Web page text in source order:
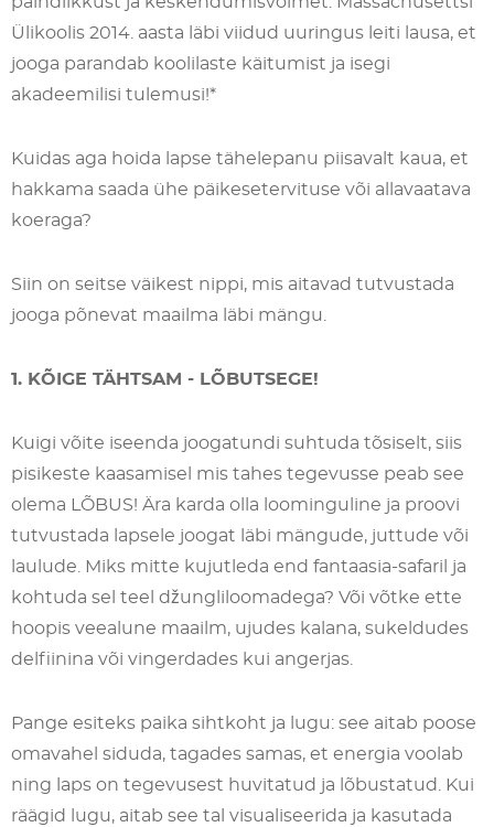
Ülikoolis 2014. aasta läbi viidud uuringus leiti lausa, et
jooga parandab koolilaste käitumist ja isegi
akadeemilisi tulemusi!*
Kuidas aga hoida lapse tähelepanu piisavalt kaua, et
hakkama saada ühe päikesetervituse või allavaatava
koeraga?
Siin on seitse väikest nippi, mis aitavad tutvustada
jooga põnevat maailma läbi mängu.
1. KÕIGE TÄHTSAM - LÕBUTSEGE!
Kuigi võite iseenda joogatundi suhtuda tõsiselt, siis
pisikeste kaasamisel mis tahes tegevusse peab see
olema LÕBUS! Ära karda olla loominguline ja proovi
tutvustada lapsele joogat läbi mängude, juttude või
laulude. Miks mitte kujutleda end fantaasia-safaril ja
kohtuda sel teel džungliloomadega? Või võtke ette
hoopis veealune maailm, ujudes kalana, sukeldudes
delfiinina või vingerdades kui angerjas.
Pange esiteks paika sihtkoht ja lugu: see aitab poose
omavahel siduda, tagades samas, et energia voolab
ning laps on tegevusest huvitatud ja lõbustatud. Kui
räägid lugu, aitab see tal visualiseerida ja kasutada